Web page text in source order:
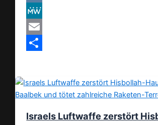
VK
MeWe
Email
Israels Luftwaffe zerstört